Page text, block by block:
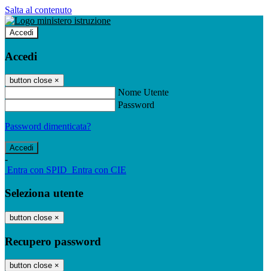
Salta al contenuto
Accedi
Accedi
button close ×
Nome Utente
Password
Password dimenticata?
-
Entra con SPID Entra con CIE
Seleziona utente
button close ×
Recupero password
button close ×